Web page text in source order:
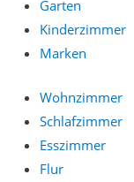
Garten
Kinderzimmer
Marken
Wohnzimmer
Schlafzimmer
Esszimmer
Flur